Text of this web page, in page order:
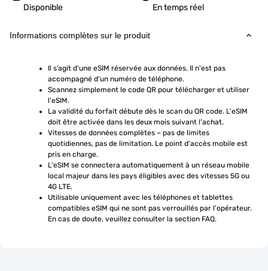
Disponible En temps réel
Informations complètes sur le produit
Il s’agit d’une eSIM réservée aux données. Il n'est pas
accompagné d'un numéro de téléphone.
Scannez simplement le code QR pour télécharger et utiliser
l'eSIM.
La validité du forfait débute dès le scan du QR code. L'eSIM
doit être activée dans les deux mois suivant l'achat.
Vitesses de données complètes – pas de limites
quotidiennes, pas de limitation. Le point d'accès mobile est
pris en charge.
L'eSIM se connectera automatiquement à un réseau mobile
local majeur dans les pays éligibles avec des vitesses 5G ou
4G LTE.
Utilisable uniquement avec les téléphones et tablettes
compatibles eSIM qui ne sont pas verrouillés par l'opérateur.
En cas de doute, veuillez consulter la section FAQ.